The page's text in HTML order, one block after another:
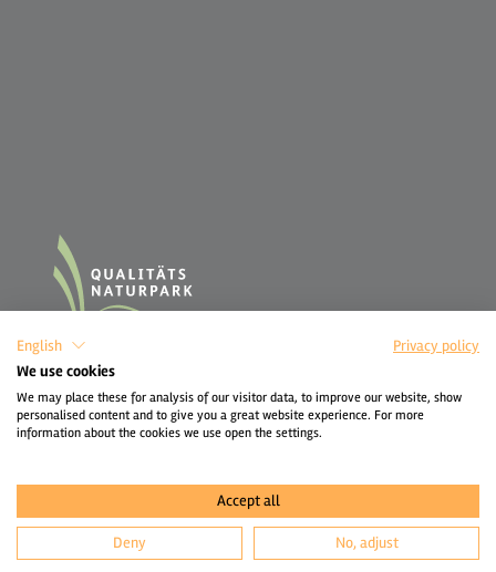
English
Privacy policy
We use cookies
We may place these for analysis of our visitor data, to improve our website, show
personalised content and to give you a great website experience. For more
information about the cookies we use open the settings.
Accept all
Deny No, adjust